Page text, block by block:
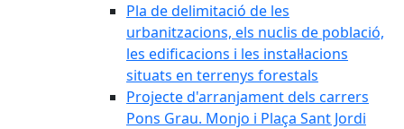
Pla de delimitació de les
urbanitzacions, els nuclis de població,
les edificacions i les instal·lacions
situats en terrenys forestals
Projecte d'arranjament dels carrers
Pons Grau. Monjo i Plaça Sant Jordi